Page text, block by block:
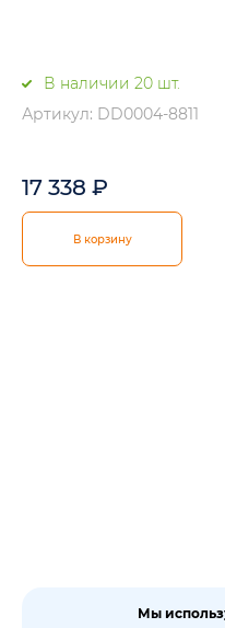
В наличии 20 шт.
Артикул: DD0004-8811
17 338 ₽
В корзину
Мы